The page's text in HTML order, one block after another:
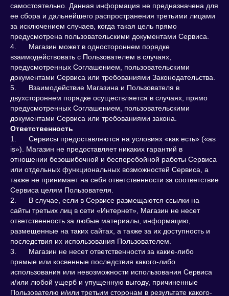
самостоятельно. Данная информация не предназначена для
ее сбора и дальнейшего распространения третьими лицами
за исключением случаев, когда такая цель прямо
предусмотрена пользовательскими документами Сервиса.
4. Магазин может в одностороннем порядке
взаимодействовать с Пользователем в случаях,
предусмотренных Соглашением, пользовательскими
документами Сервиса или требованиями Законодательства.
5. Взаимодействие Магазина и Пользователя в
двухстороннем порядке осуществляется в случаях, прямо
предусмотренных Соглашением, пользовательскими
документами Сервиса или требованиями закона.
Ответственность
1. Сервисы предоставляются на условиях «как есть» («as
is»). Магазин не предоставляет никаких гарантий в
отношении безошибочной и бесперебойной работы Сервиса
или отдельных функциональных возможностей Сервиса, а
также не принимает на себя ответственности за соответствие
Сервиса целям Пользователя.
2. В случае, если в Сервисе размещаются ссылки на
сайты третьих лиц в сети «Интернет», Магазин не несет
ответственность за любые материалы, информацию,
размещенные на таких сайтах, а также за их доступность и
последствия их использования Пользователем.
3. Магазин не несет ответственности за какие-либо
прямые или косвенные последствия какого-либо
использования или невозможности использования Сервиса
и/или любой ущерб и упущенную выгоду, причиненные
Пользователю и/или третьим сторонам в результате какого-